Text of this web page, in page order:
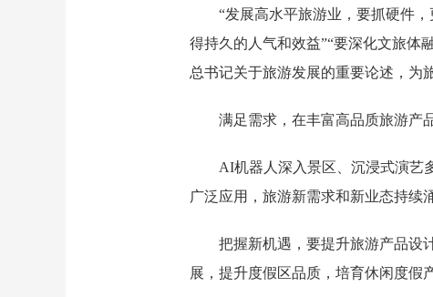
“发展高水平旅游业，要抓硬件
得持久的人气和效益”“要深化文旅
总书记关于旅游发展的重要论述，为
满足需求，在丰富高品质旅游产
AI机器人深入景区、沉浸式演
广泛应用，旅游新需求和新业态持续
把握新机遇，要提升旅游产品设
展，提升度假区品质，培育休闲度假